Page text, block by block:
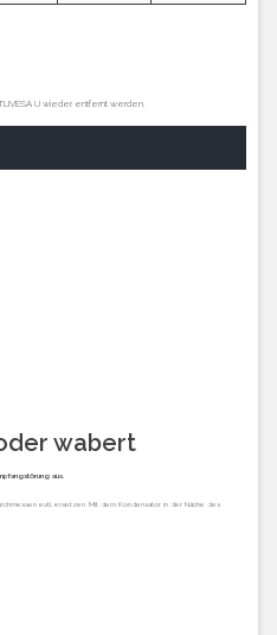
U wieder entfernt werden.
wabert
aus.
evtl. ersetzen. Mit dem Kondensator in der Näche des